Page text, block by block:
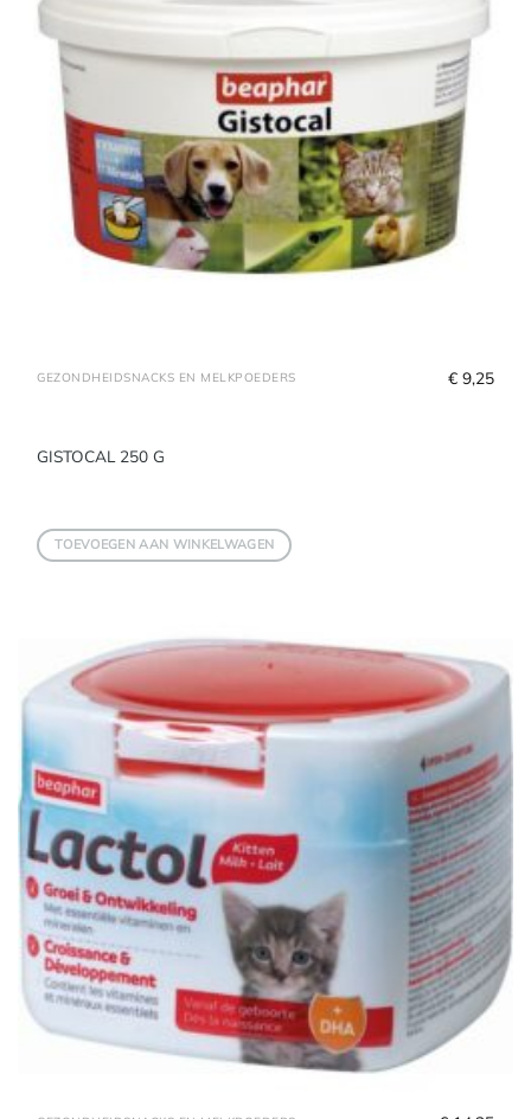
GEZONDHEIDSNACKS EN MELKPOEDERS
GISTOCAL 250 G
€ 9,25
TOEVOEGEN AAN WINKELWAGEN